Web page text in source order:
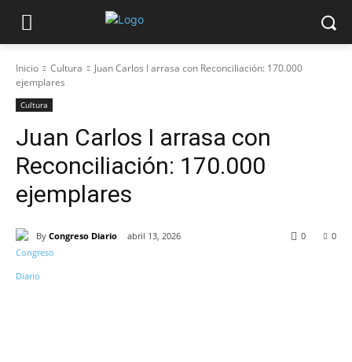
Inicio Cultura
Juan Carlos I arrasa con Reconciliación: 170.000
ejemplares
Cultura
Juan Carlos I arrasa con
Reconciliación: 170.000
ejemplares
By Congreso Diario abril 13, 2026 0
0